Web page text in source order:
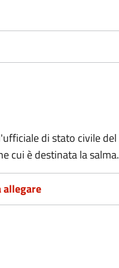
di stato civile
cui è destinata la salma.
allegare